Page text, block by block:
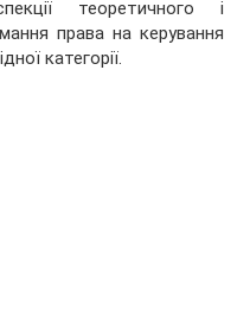
теоретичного і
права на керування
категорії.